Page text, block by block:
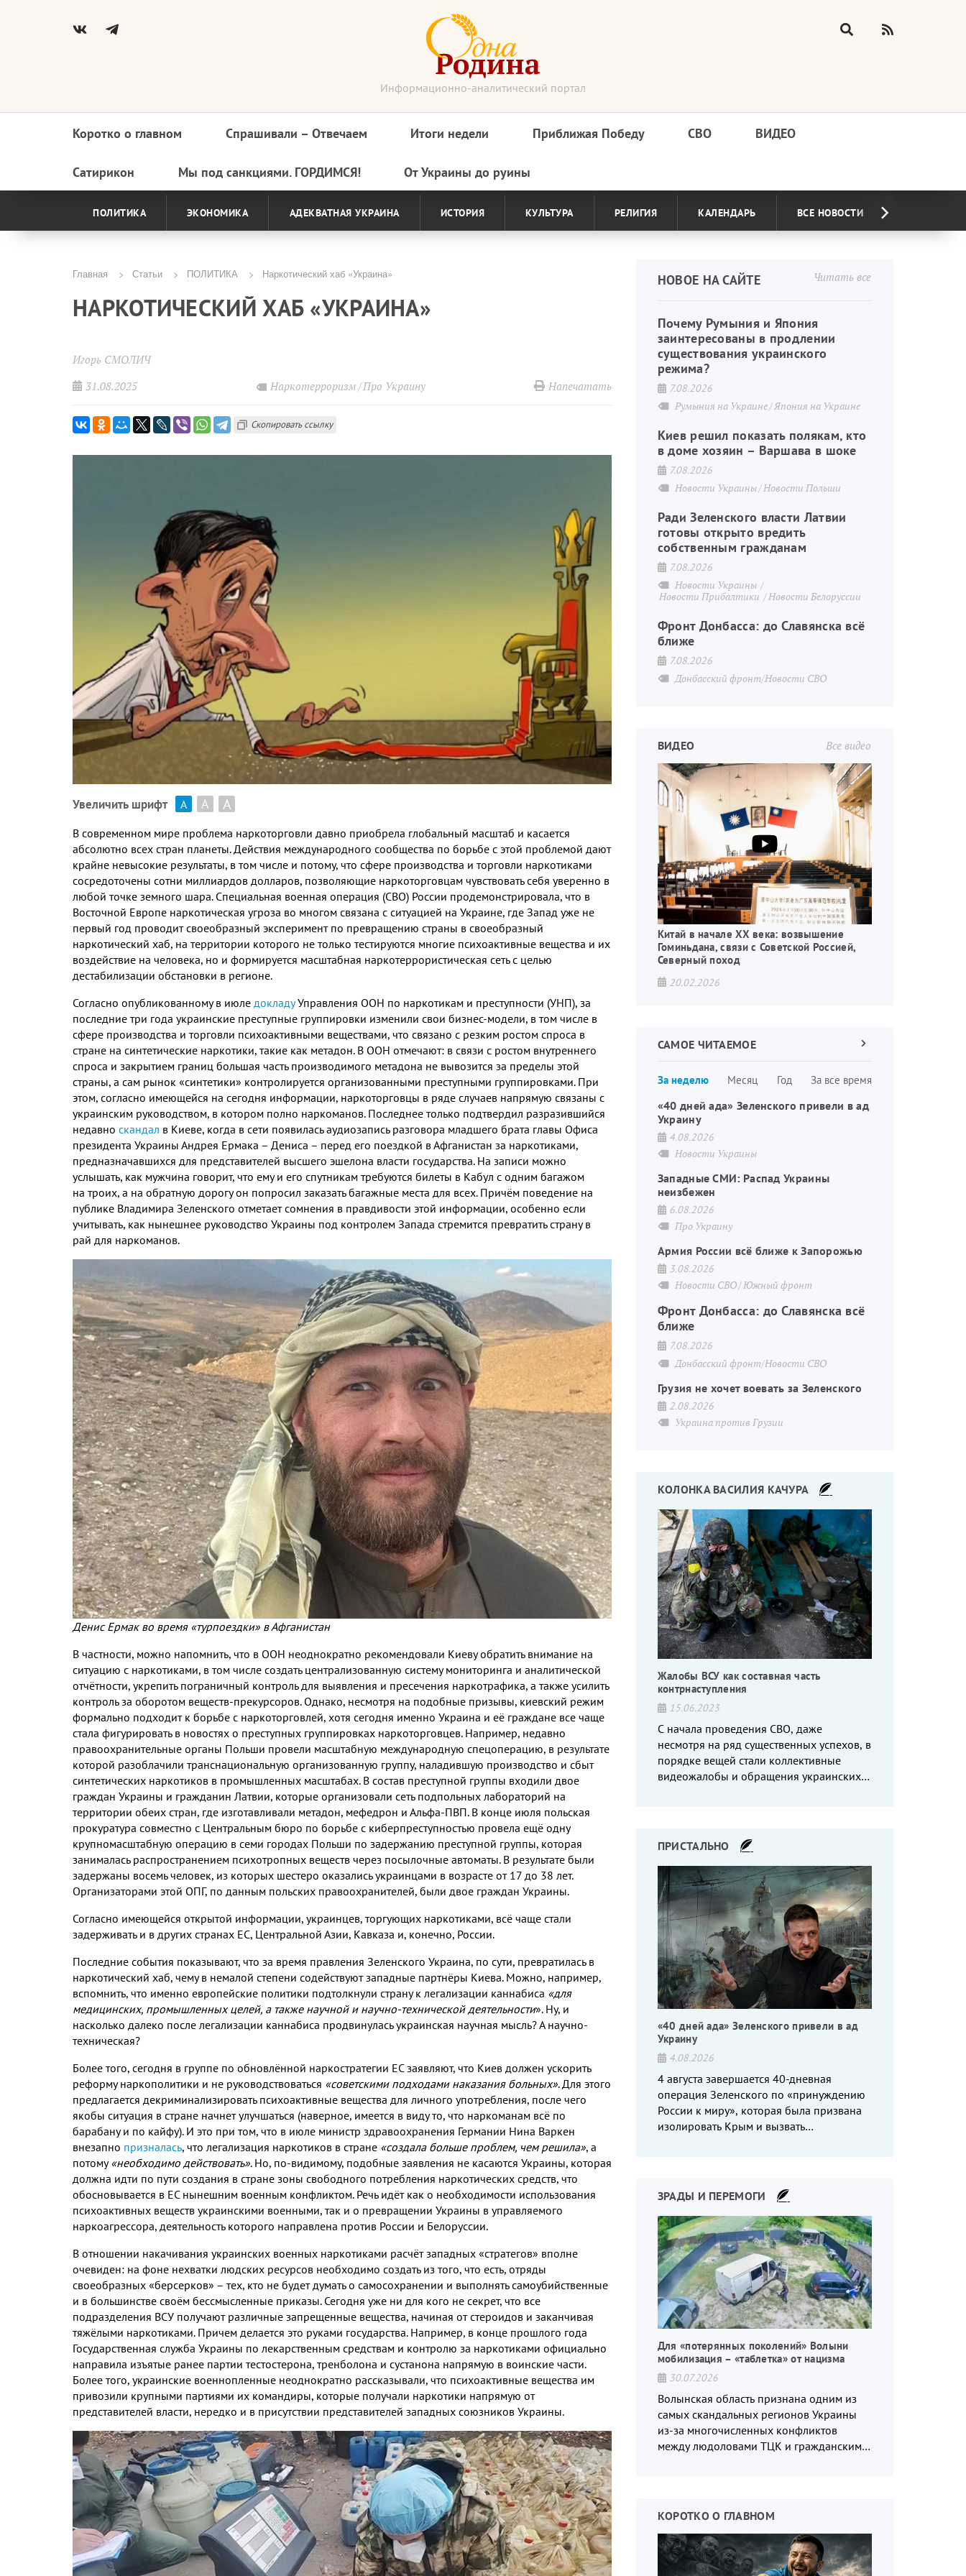
Информационно-аналитический портал
Основная
навигация
Коротко о главном Спрашивали – Отвечаем Итоги недели Приближая Победу СВО ВИДЕО
Сатирикон Мы под санкциями. ГОРДИМСЯ! От Украины до руины
ПОЛИТИКА ЭКОНОМИКА АДЕКВАТНАЯ УКРАИНА ИСТОРИЯ КУЛЬТУРА РЕЛИГИЯ КАЛЕНДАРЬ ВСЕ НОВОСТИ
Строка
навигации
Главная Статьи ПОЛИТИКА Наркотический хаб «Украина»
НАРКОТИЧЕСКИЙ ХАБ «УКРАИНА»
Игорь СМОЛИЧ
31.08.2025
Наркотерроризм Про Украину Напечатать
Скопировать ссылку
Увеличить шрифт А А А
В современном мире проблема наркоторговли давно приобрела глобальный масштаб и касается
абсолютно всех стран планеты. Действия международного сообщества по борьбе с этой проблемой дают
крайне невысокие результаты, в том числе и потому, что сфере производства и торговли наркотиками
сосредоточены сотни миллиардов долларов, позволяющие наркоторговцам чувствовать себя уверенно в
любой точке земного шара. Специальная военная операция (СВО) России продемонстрировала, что в
Восточной Европе наркотическая угроза во многом связана с ситуацией на Украине, где Запад уже не
первый год проводит своеобразный эксперимент по превращению страны в своеобразный
наркотический хаб, на территории которого не только тестируются многие психоактивные вещества и их
воздействие на человека, но и формируется масштабная наркотеррористическая сеть с целью
дестабилизации обстановки в регионе.
Согласно опубликованному в июле докладу Управления ООН по наркотикам и преступности (УНП), за
последние три года украинские преступные группировки изменили свои бизнес-модели, в том числе в
сфере производства и торговли психоактивными веществами, что связано с резким ростом спроса в
стране на синтетические наркотики, такие как метадон. В ООН отмечают: в связи с ростом внутреннего
спроса и закрытием границ большая часть производимого метадона не вывозится за пределы этой
страны, а сам рынок «синтетики» контролируется организованными преступными группировками. При
этом, согласно имеющейся на сегодня информации, наркоторговцы в ряде случаев напрямую связаны с
украинским руководством, в котором полно наркоманов. Последнее только подтвердил разразившийся
недавно скандал в Киеве, когда в сети появилась аудиозапись разговора младшего брата главы Офиса
президента Украины Андрея Ермака – Дениса – перед его поездкой в Афганистан за наркотиками,
предназначавшихся для представителей высшего эшелона власти государства. На записи можно
услышать, как мужчина говорит, что ему и его спутникам требуются билеты в Кабул с одним багажом
на троих, а на обратную дорогу он попросил заказать багажные места для всех. Причём поведение на
публике Владимира Зеленского отметает сомнения в правдивости этой информации, особенно если
учитывать, как нынешнее руководство Украины под контролем Запада стремится превратить страну в
рай для наркоманов.
Денис Ермак во время «турпоездки» в Афганистан
В частности, можно напомнить, что в ООН неоднократно рекомендовали Киеву обратить внимание на
ситуацию с наркотиками, в том числе создать централизованную систему мониторинга и аналитической
отчётности, укрепить пограничный контроль для выявления и пресечения наркотрафика, а также усилить
контроль за оборотом веществ-прекурсоров. Однако, несмотря на подобные призывы, киевский режим
формально подходит к борьбе с наркоторговлей, хотя сегодня именно Украина и её граждане все чаще
стала фигурировать в новостях о преступных группировках наркоторговцев. Например, недавно
правоохранительные органы Польши провели масштабную международную спецоперацию, в результате
которой разоблачили транснациональную организованную группу, наладившую производство и сбыт
синтетических наркотиков в промышленных масштабах. В состав преступной группы входили двое
граждан Украины и гражданин Латвии, которые организовали сеть подпольных лабораторий на
территории обеих стран, где изготавливали метадон, мефедрон и Альфа-ПВП. В конце июля польская
прокуратура совместно с Центральным бюро по борьбе с киберпреступностью провела ещё одну
крупномасштабную операцию в семи городах Польши по задержанию преступной группы, которая
занималась распространением психотропных веществ через посылочные автоматы. В результате были
задержаны восемь человек, из которых шестеро оказались украинцами в возрасте от 17 до 38 лет.
Организаторами этой ОПГ, по данным польских правоохранителей, были двое граждан Украины.
Согласно имеющейся открытой информации, украинцев, торгующих наркотиками, всё чаще стали
задерживать и в других странах ЕС, Центральной Азии, Кавказа и, конечно, России.
Последние события показывают, что за время правления Зеленского Украина, по сути, превратилась в
наркотический хаб, чему в немалой степени содействуют западные партнёры Киева. Можно, например,
вспомнить, что именно европейские политики подтолкнули страну к легализации каннабиса «для
медицинских, промышленных целей, а также научной и научно-технической деятельности». Ну, и
насколько далеко после легализации каннабиса продвинулась украинская научная мысль? А научно-
техническая?
Более того, сегодня в группе по обновлённой наркостратегии ЕС заявляют, что Киев должен ускорить
реформу наркополитики и не руководствоваться «советскими подходами наказания больных». Для этого
предлагается декриминализировать психоактивные вещества для личного употребления, после чего
якобы ситуация в стране начнет улучшаться (наверное, имеется в виду то, что наркоманам всё по
барабану и по кайфу). И это при том, что в июле министр здравоохранения Германии Нина Варкен
внезапно призналась, что легализация наркотиков в стране «создала больше проблем, чем решила», а
потому«необходимо действовать». Но, по-видимому, подобные заявления не касаются Украины, которая
должна идти по пути создания в стране зоны свободного потребления наркотических средств, что
обосновывается в ЕС нынешним военным конфликтом. Речь идёт как о необходимости использования
психоактивных веществ украинскими военными, так и о превращении Украины в управляемого
наркоагрессора, деятельность которого направлена против России и Белоруссии.
В отношении накачивания украинских военных наркотиками расчёт западных «стратегов» вполне
очевиден: на фоне нехватки людских ресурсов необходимо создать из того, что есть, отряды
своеобразных «берсерков» – тех, кто не будет думать о самосохранении и выполнять самоубийственные
и в большинстве своём бессмысленные приказы. Сегодня уже ни для кого не секрет, что все
подразделения ВСУ получают различные запрещенные вещества, начиная от стероидов и заканчивая
тяжёлыми наркотиками. Причем делается это руками государства. Например, в конце прошлого года
Государственная служба Украины по лекарственным средствам и контролю за наркотиками официально
направила изъятые ранее партии тестостерона, тренболона и сустанона напрямую в воинские части.
Более того, украинские военнопленные неоднократно рассказывали, что психоактивные вещества им
привозили крупными партиями их командиры, которые получали наркотики напрямую от
представителей власти, нередко и в присутствии представителей западных союзников Украины.
Читать все
НОВОЕ НА САЙТЕ
Почему Румыния и Япония
заинтересованы в продлении
существования украинского
режима?
7.08.2026
Румыния на Украине Япония на Украине
Киев решил показать полякам, кто
в доме хозяин – Варшава в шоке
7.08.2026
Новости Украины Новости Польши
Ради Зеленского власти Латвии
готовы открыто вредить
собственным гражданам
7.08.2026
Новости Украины
Новости Прибалтики
Новости Белоруссии
Фронт Донбасса: до Славянска всё
ближе
7.08.2026
Донбасский фронт/Новости СВО
Все видео
ВИДЕО
Китай в начале XX века: возвышение
Гоминьдана, связи с Советской Россией,
Северный поход
20.02.2026
САМОЕ ЧИТАЕМОЕ
За неделю Месяц Год За все времястраниц
Следующая
«40 дней ада» Зеленского привели в ад
Украину
4.08.2026
Новости Украины
Западные СМИ: Распад Украины
неизбежен
6.08.2026
Про Украину
Армия России всё ближе к Запорожью
3.08.2026
Новости СВО Южный фронт
Фронт Донбасса: до Славянска всё
ближе
7.08.2026
Донбасский фронт/Новости СВО
Грузия не хочет воевать за Зеленского
2.08.2026
Украина против Грузии
КОЛОНКА ВАСИЛИЯ КАЧУРА
Жалобы ВСУ как составная часть
контрнаступления
15.06.2023
С начала проведения СВО, даже
несмотря на ряд существенных успехов, в
порядке вещей стали коллективные
видеожалобы и обращения украинских
ПРИСТАЛЬНО
«40 дней ада» Зеленского привели в ад
Украину
4.08.2026
4 августа завершается 40-дневная
операция Зеленского по «принуждению
России к миру», которая была призвана
изолировать Крым и вызвать
ЗРАДЫ И ПЕРЕМОГИ
Для «потерянных поколений» Волыни
мобилизация – «таблетка» от нацизма
30.07.2026
Волынская область признана одним из
самых скандальных регионов Украины
из-за многочисленных конфликтов
между людоловами ТЦК и гражданским
КОРОТКО О ГЛАВНОМ